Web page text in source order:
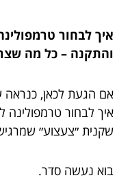
איך לבחור
והתקנה – כל מה
אם הגעת לכאן,
איך לבחור טרמפולינה
שקנית ״צעצוע״
בוא נעשה סדר.